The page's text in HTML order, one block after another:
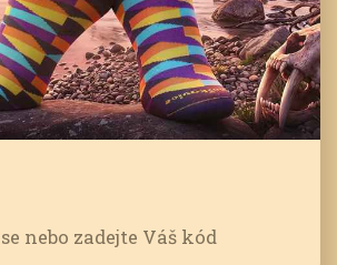
nebo zadejte Váš kód